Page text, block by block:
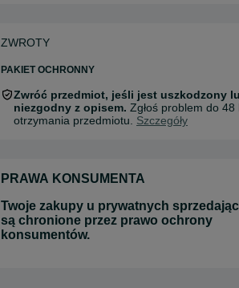
ZWROTY
PAKIET OCHRONNY
Zwróć przedmiot, jeśli jest uszkodzony
niezgodny z opisem. Zgłoś problem do 48
otrzymania przedmiotu. Szczegóły
PRAWA KONSUMENTA
Twoje zakupy u prywatnych
są chronione przez prawo ochrony
konsumentów.